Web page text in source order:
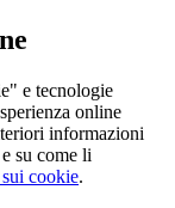
e tecnologie
online
informazioni
su come li
cookie.